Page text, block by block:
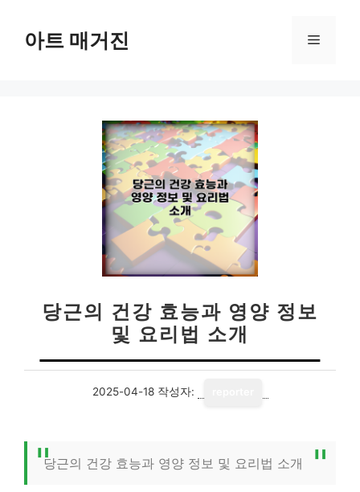
아트 매거진 메
당근의 건강 효능과 영양 정보
및 요리법 소개
2025-04-18 작성자:
당근의 건강 효능과 영양 정보 및 요리법 소개